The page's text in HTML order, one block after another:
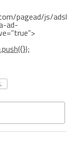
pagead/js/
ad-